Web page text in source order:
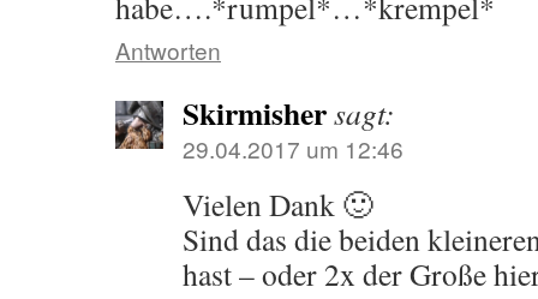
Antworten
Skirmishersagt:
29.04.2017 um 12:46
Vielen Dank 🙂
Sind das die beiden
hast – oder 2x der Große